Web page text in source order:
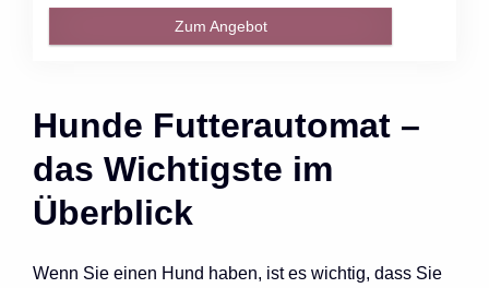
Zum Angebot
Hunde Futterautomat –
das Wichtigste im
Überblick
Wenn Sie einen Hund haben, ist es wichtig, dass Sie